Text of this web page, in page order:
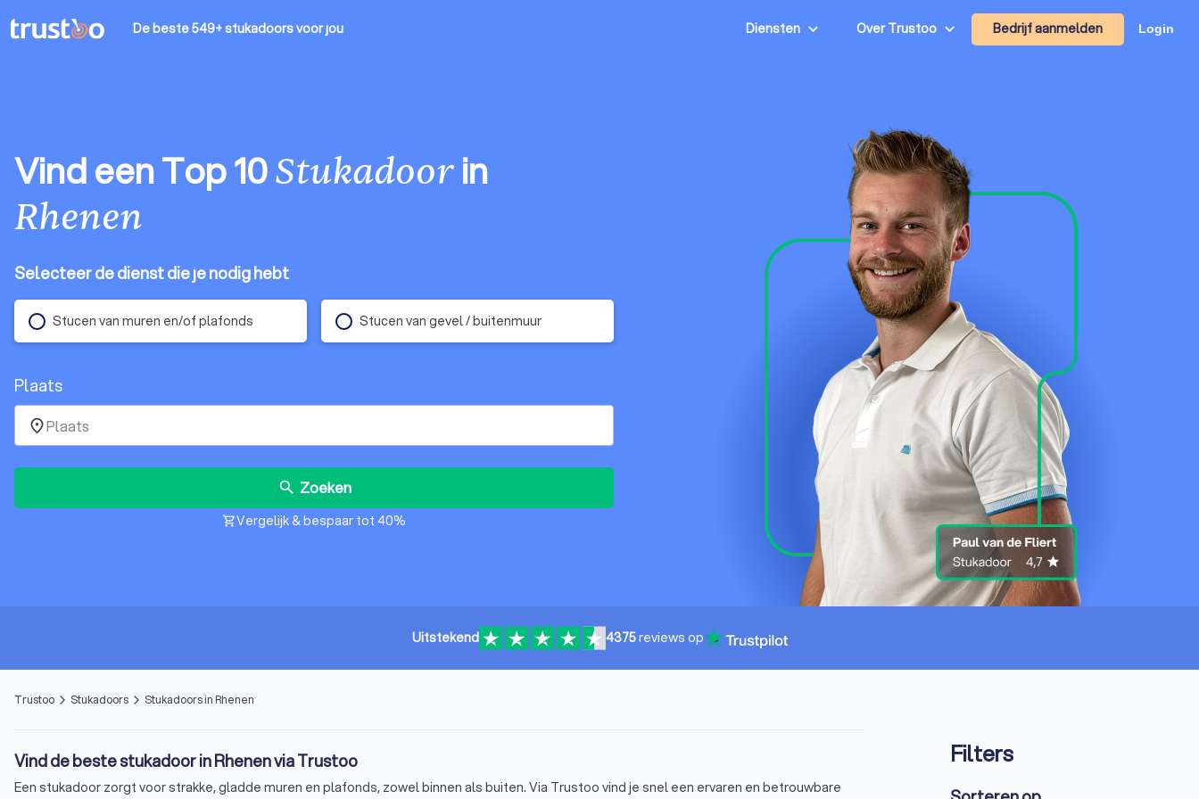
De beste 549+ stukadoorsvoor jou Diensten Over Trustoo Bedrijf aanmelden Login
Vind een Top 10Stukadoorin
Rhenen
Selecteer de dienst die je nodig hebt
Stucen van muren en/of plafonds Stucen van gevel / buitenmuur
Plaats
place
search Zoeken
shopping_cartVergelijk & bespaar tot 40%
Uitstekend 4375reviews op
Trustoo arrow_forward_ios Stukadoors arrow_forward_ios Stukadoors in Rhenen
Vind de beste stukadoor in Rhenen via Trustoo
Een stukadoor zorgt voor strakke, gladde muren en plafonds, zowel binnen als buiten. Via Trustoo vind je snel een ervaren en betrouwbare
Filters